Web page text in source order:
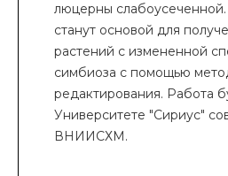
люцерны
станут основой для
растений с измененной
симбиоза с помощью
редактирования. Работа
Университете "Сириус"
ВНИИСХМ.